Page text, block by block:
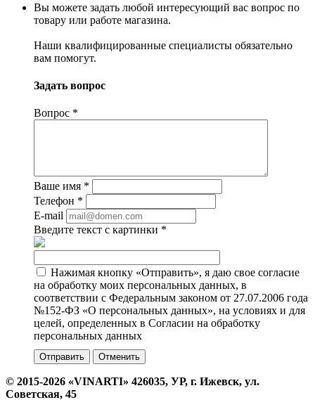
Вы можете задать любой интересующий вас вопрос по
товару или работе магазина.
Наши квалифицированные специалисты обязательно
вам помогут.
Задать вопрос
Вопрос *
Ваше имя *
Телефон *
E-mail
Введите текст с картинки *
Нажимая кнопку «Отправить», я даю свое согласие
на обработку моих персональных данных, в
соответствии с Федеральным законом от 27.07.2006 года
№152-ФЗ «О персональных данных», на условиях и для
целей, определенных в Согласии на обработку
персональных данных
Отменить
© 2015-2026 «VINARTI» 426035, УР, г. Ижевск, ул.
Советская, 45